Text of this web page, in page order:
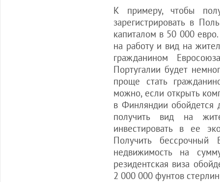
К примеру, чтобы
зарегистрировать в
капиталом в 50 000
на работу и вид на
гражданином
Португалии будет
проще стать
можно, если открыть
в Финляндии обойдется
получить вид на
инвестировать в ее
Получить
недвижимость на
резидентская виза
2 000 000 фунтов